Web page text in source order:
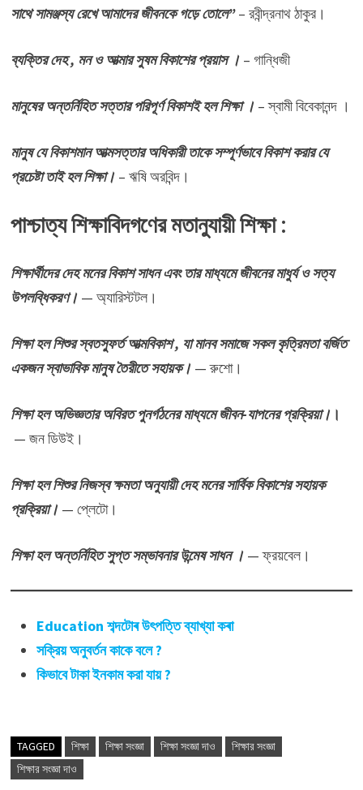
সাথে সামঞ্জস্য রেখে আমাদের জীবনকে গড়ে তোলে”– রবীন্দ্রনাথ ঠাকুর।
ব্যক্তির দেহ , মন ও আত্মার সুষম বিকাশের প্রয়াস ।– গান্ধিজী
মানুষের অন্তর্নিহিত সত্তার পরিপূর্ণ বিকাশই হল শিক্ষা । – স্বামী বিবেকানন্দ ।
মানুষ যে বিকাশমান আত্মসত্তার অধিকারী তাকে সম্পূর্ণভাবে বিকাশ করার যে
প্রচেষ্টা তাই হল শিক্ষা।– ঋষি অরবিন্দ।
পাশ্চাত্য শিক্ষাবিদগণের মতানুযায়ী শিক্ষা :
শিক্ষার্থীদের দেহ মনের বিকাশ সাধন এবং তার মাধ্যমে জীবনের মাধুর্য ও সত্য
উপলব্ধিকরণ।— অ্যারিস্টটল।
শিক্ষা হল শিশুর স্বতস্ফুর্ত আত্মবিকাশ , যা মানব সমাজে সকল কৃত্রিমতা বর্জিত
একজন স্বাভাবিক মানুষ তৈরীতে সহায়ক। — রুশো।
শিক্ষা হল অভিজ্ঞতার অবিরত পুনর্গঠনের মাধ্যমে জীবন-যাপনের প্রক্রিয়া।।
— জন ডিউই।
শিক্ষা হল শিশুর নিজস্ব ক্ষমতা অনুযায়ী দেহ মনের সার্বিক বিকাশের সহায়ক
প্রক্রিয়া। — প্লেটো।
শিক্ষা হল অন্তর্নিহিত সুপ্ত সম্ভাবনার উন্মেষ সাধন ।— ফ্রয়বেল।
Education শব্দটোৰ উৎপত্তি ব্যাখ্যা কৰা
সক্রিয় অনুবর্তন কাকে বলে ?
কিভাবে টাকা ইনকাম করা যায় ?
TAGGED শিক্ষা শিক্ষা সংজ্ঞা শিক্ষা সংজ্ঞা দাও
শিক্ষার সংজ্ঞা
শিক্ষার সংজ্ঞা দাও